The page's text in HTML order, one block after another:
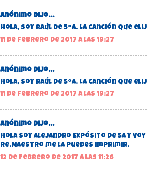
Anónimo dijo...
Hola, soy Raúl de 5ºA. La canción que elijo
11 de febrero de 2017 a las 19:27
Anónimo dijo...
Hola, soy Raúl de 5ºA. La canción que elijo
11 de febrero de 2017 a las 19:27
Anónimo dijo...
Hola soy Alejandro Expósito de 5a y
Re.Maestro me la puedes imprimir.
12 de febrero de 2017 a las 11:26